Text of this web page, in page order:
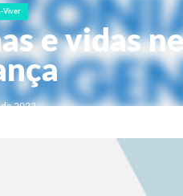
Viver
e vidas
2022